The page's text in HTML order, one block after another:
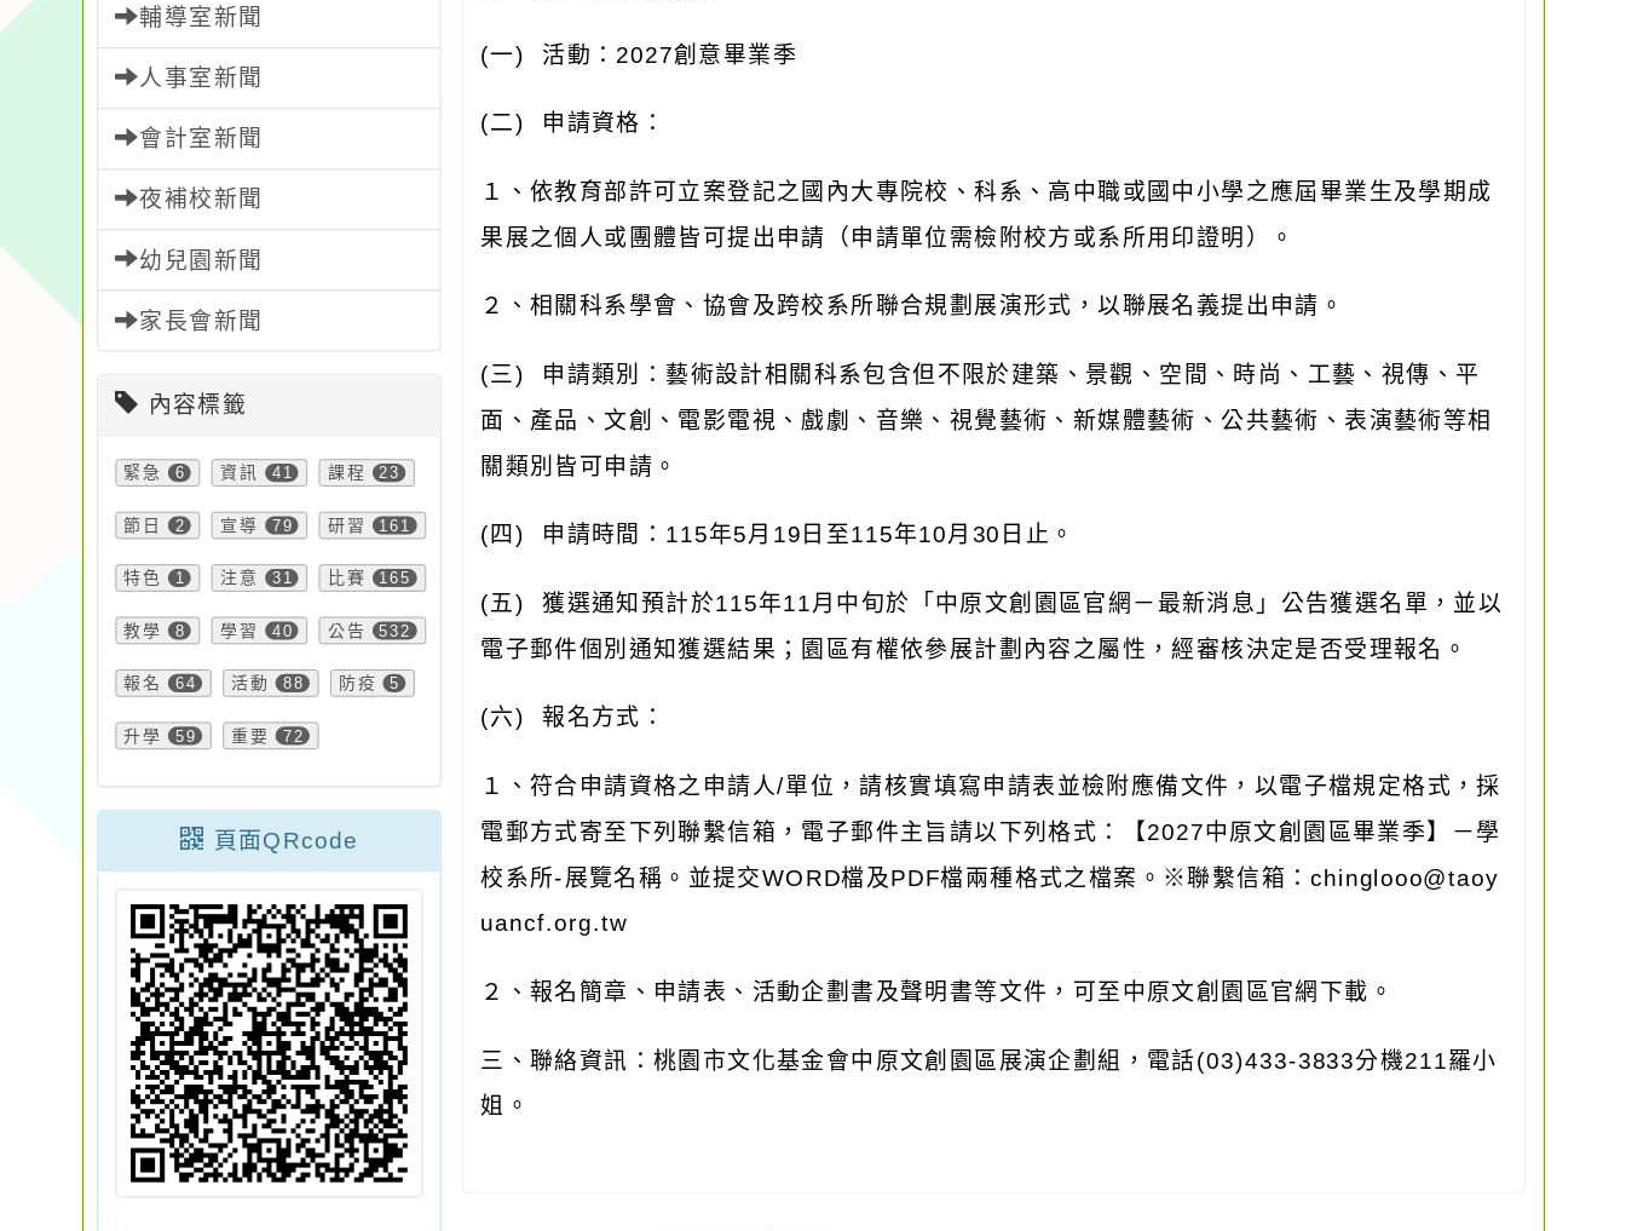
輔導室新聞
人事室新聞
會計室新聞
夜補校新聞
幼兒園新聞
家長會新聞
內容標籤
緊急 6 資訊 41 課程 23
節日 2 宣導 79 研習 161
特色 1 注意 31 比賽 165
教學 8 學習 40 公告 532
報名 64 活動 88 防疫 5
升學 59 重要 72
頁面QRcode
(一) 活動： 2027創意畢業季
(二) 申請資格：
１、依教育部許可立案登記之國內大專院校、科系、高中職或國中小學之應屆畢業生及學期成
果展之個人或團體皆可提出申請（申請單位需檢附校方或系所用印證明）。
２、相關科系學會、協會及跨校系所聯合規劃展演形式，以聯展名義提出申請。
(三) 申請類別：藝術設計相關科系包含但不限於建築、景觀、空間、時尚、工藝、視傳、平
面、產品、文創、電影電視、戲劇、音樂、視覺藝術、新媒體藝術、公共藝術、表演藝術等相
關類別皆可申請。
( 四 ) 申請時間： 115年5月 19 日至115年10月 30 日止。
(五)獲選通知預計於115年11月中旬於「中原文創園區官網－最新消息」公告獲選名單，並以
電子郵件個別通知獲選結果；園區有權依參展計劃內容之屬性，經審核決定是否受理報名。
(六)報名方式：
１、符合申請資格之申請人/單位，請核實填寫申請表並檢附應備文件，以電子檔規定格式，採
電郵方式寄至下列聯繫信箱，電子郵件主旨請以下列格式：【2027中原文創園區畢業季】－學
校系所-展覽名稱。並提交WORD檔及PDF檔兩種格式之檔案。※聯繫信箱：chinglooo@taoy
uancf.org.tw
２、報名簡章、申請表、活動企劃書及聲明書等文件，可至中原文創園區官網下載。
三、聯絡資訊：桃園市文化基金會中原文創園區展演企劃組，電話(03)433-3833分機211羅小
姐。